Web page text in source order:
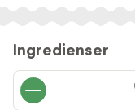
Ingredienser